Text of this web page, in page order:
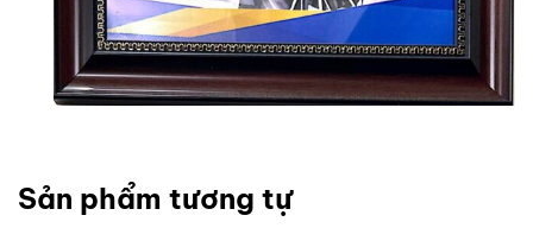
Sản phẩm tương tự